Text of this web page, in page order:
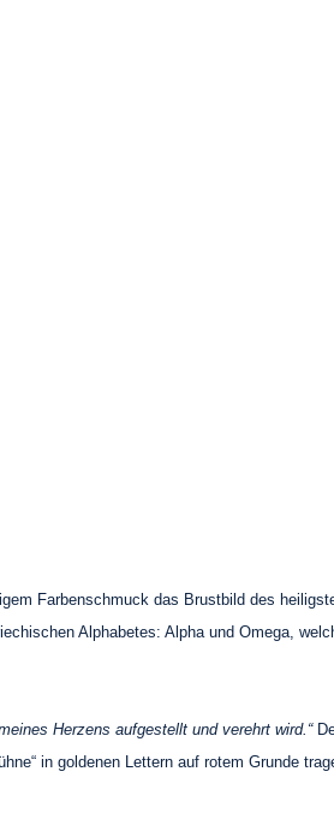
Farbenschmuck das Brustbild des
Alphabetes: Alpha und Omega,
Herzens aufgestellt und verehrt wird.“
in goldenen Lettern auf rotem Grunde